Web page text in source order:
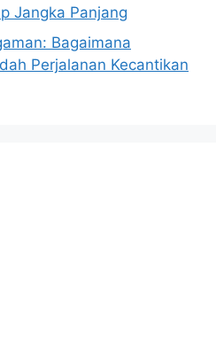
Jangka Panjang
Bagaimana
Perjalanan Kecantikan